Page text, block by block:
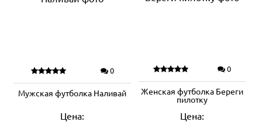
0
Мужская футболка Наливай
Цена:
0
Женская футболка Береги
пилотку
Цена: